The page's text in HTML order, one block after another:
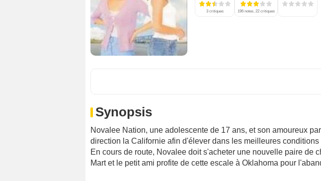
3 critiques 196 notes, 22 critiques
Synopsis
Novalee Nation, une adolescente de 17 ans, et son amoureux
direction la Californie afin d'élever dans les meilleures
En cours de route, Novalee doit s'acheter une nouvelle paire de
Mart et le petit ami profite de cette escale à Oklahoma pour